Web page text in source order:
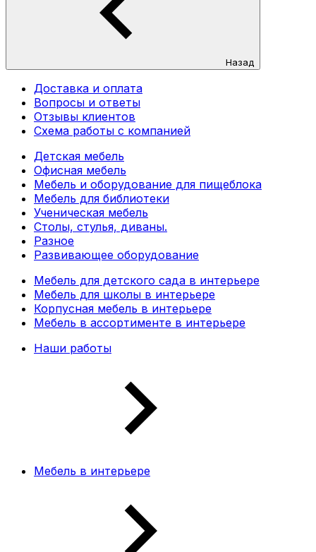
Назад
Доставка и оплата
Вопросы и ответы
Отзывы клиентов
Схема работы с компанией
Детская мебель
Офисная мебель
Мебель и оборудование для пищеблока
Мебель для библиотеки
Ученическая мебель
Столы, стулья, диваны.
Разное
Развивающее оборудование
Мебель для детского сада в интерьере
Мебель для школы в интерьере
Корпусная мебель в интерьере
Мебель в ассортименте в интерьере
Наши работы
Мебель в интерьере